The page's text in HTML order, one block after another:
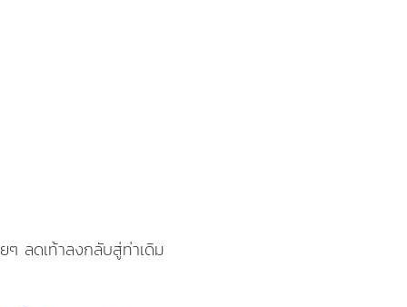
ๆ ลดเท้าลงกลับสู่ท่าเดิม